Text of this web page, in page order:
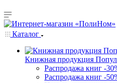
Каталог
Книжная продукция
Распродажа книг -
Распродажа книг -